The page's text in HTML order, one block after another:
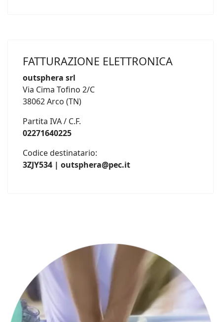
FATTURAZIONE ELETTRONICA
outsphera srl
Via Cima Tofino 2/C
38062 Arco (TN)
Partita IVA / C.F.
02271640225
Codice destinatario:
3ZJY534 | outsphera@pec.it